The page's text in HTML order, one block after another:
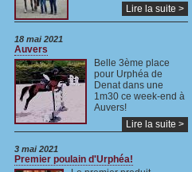
Lire la suite >
18 mai 2021
Auvers
Belle 3ème place
pour Urphéa de
Denat dans une
1m30 ce week-end à
Auvers!
Lire la suite >
3 mai 2021
Premier poulain d'Urphéa!